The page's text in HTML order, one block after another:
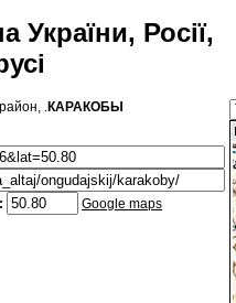
України, Росії,
район, .КАРАКОБЫ
Google maps